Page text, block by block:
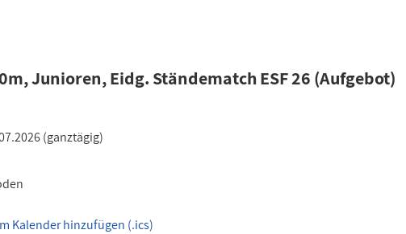
Junioren, Eidg. Ständematch ESF 26 (Aufgebot)
(ganztägig)
Kalender hinzufügen (.ics)